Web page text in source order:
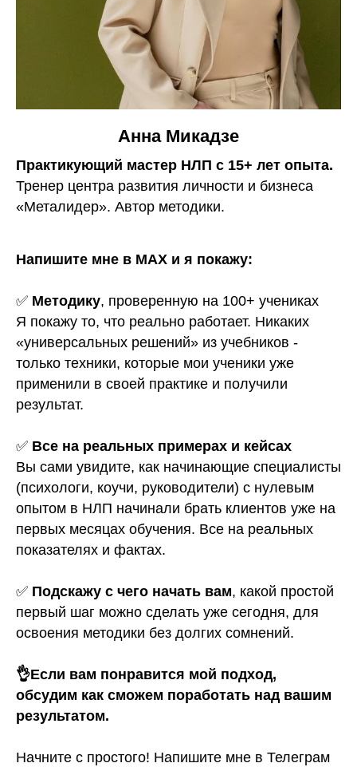
Анна Микадзе
Практикующий мастер НЛП с 15+ лет опыта.
Тренер центра развития личности и бизнеса
«Металидер». Автор методики.
Напишите мне в МАХ и я покажу:
✅ Методику, проверенную на 100+ учениках
Я покажу то, что реально работает. Никаких
«универсальных решений» из учебников -
только техники, которые мои ученики уже
применили в своей практике и получили
результат.
✅ Все на реальных примерах и кейсах
Вы сами увидите, как начинающие специалисты
(психологи, коучи, руководители) с нулевым
опытом в НЛП начинали брать клиентов уже на
первых месяцах обучения. Все на реальных
показателях и фактах.
✅ Подскажу с чего начать вам, какой простой
первый шаг можно сделать уже сегодня, для
освоения методики без долгих сомнений.
👌Если вам понравится мой подход,
обсудим как сможем поработать над вашим
результатом.
Начните с простого! Напишите мне в Телеграм